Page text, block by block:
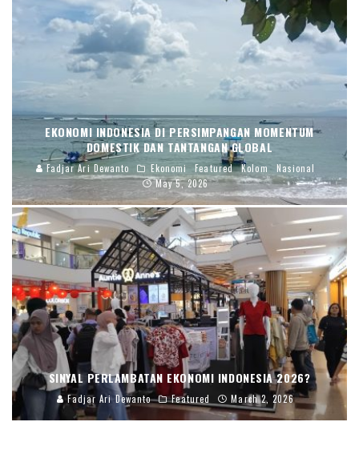
EKONOMI INDONESIA DI PERSIMPANGAN MOMENTUM
DOMESTIK DAN TANTANGAN GLOBAL
Fadjar Ari Dewanto Ekonomi Featured Kolom
Nasional
May 5, 2026
SINYAL PERLAMBATAN EKONOMI INDONESIA 2026?
Fadjar Ari Dewanto Featured March 2, 2026